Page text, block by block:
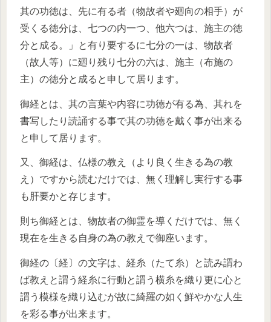
其の功徳は、先に有る者（物故者や廻向の相手）が
受くる徳分は、七つの内一つ、他六つは、施主の徳
分と成る。」と有り要するに七分の一は、物故者
（故人等）に廻り残り七分の六は、施主（布施の
主）の徳分と成ると申して居ります。
御経とは、其の言葉や内容に功徳が有る為、其れを
書写したり読誦する事で其の功徳を戴く事が出来る
と申して居ります。
又、御経は、仏様の教え（より良く生きる為の教
え）ですから読むだけでは、無く理解し実行する事
も肝要かと存じます。
則ち御経とは、物故者の御霊を導くだけでは、無く
現在を生きる自身の為の教えで御座います。
御経の〔経〕の文字は、経糸（たて糸）と読み謂わ
ば教えと謂う経糸に行動と謂う横糸を織り更に心と
謂う模様を織り込むが故に綺羅の如く鮮やかな人生
を彩る事が出来ます。